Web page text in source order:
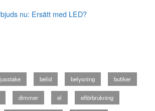
nu: Ersätt med LED?
belid belysning butiker
dimmer el elförbrukning